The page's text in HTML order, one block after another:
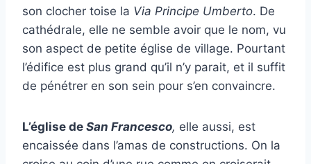
son clocher toise la Via Principe Umberto. De
cathédrale, elle ne semble avoir que le nom, vu
son aspect de petite église de village. Pourtant
l’édifice est plus grand qu’il n’y parait, et il suffit
de pénétrer en son sein pour s’en convaincre.
L’église de San Francesco, elle aussi, est
encaissée dans l’amas de constructions. On la